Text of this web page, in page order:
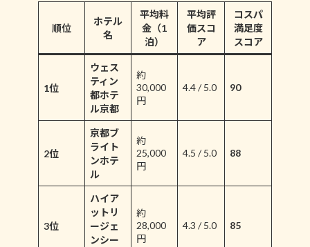
順位
ホテル
名
平均料
金（1
泊）
平均評
価スコ
ア
コスパ
満足度
スコア
1位
ウェス
ティン
都ホテ
ル京都
約
30,000
円
4.4 / 5.0 90
2位
京都ブ
ライト
ンホテ
ル
約
25,000
円
4.5 / 5.0 88
3位
ハイア
ットリ
ージェ
ンシー
約
28,000
円
4.3 / 5.0 85